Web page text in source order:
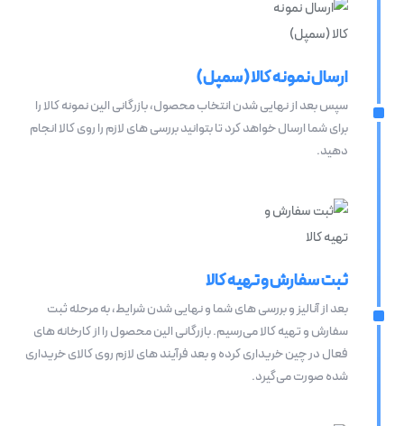
ارسال نمونه کالا (سمپل)
سپس بعد از نهایی شدن انتخاب محصول، بازرگانی الین نمونه کالا را
برای شما ارسال خواهد کرد تا بتوانید بررسی های لازم را روی کالا انجام
دهید.
ثبت سفارش و تهیه کالا
بعد از آنالیز و بررسی های شما و نهایی شدن شرایط، به مرحله ثبت
سفارش و تهیه کالا می‌رسیم. بازرگانی الین محصول را از کارخانه های
فعال در چین خریداری کرده و بعد فرآیند های لازم روی کالای خریداری
شده صورت می‌گیرد.